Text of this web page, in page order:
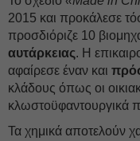
2015 και προκάλεσε
προσδιόριζε 10
αυτάρκειας. Η
αφαίρεσε έναν και
κλάδους όπως οι
κλωστοϋφαντουργικά
Τα χημικά αποτελούν